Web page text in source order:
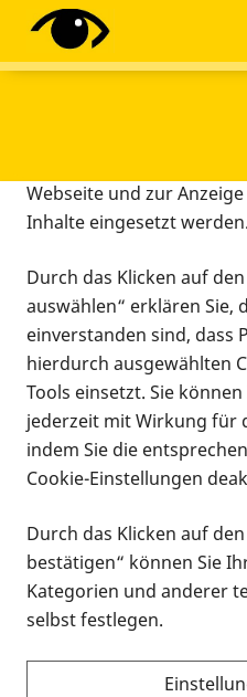
Infomaterial
Infomaterial
Vorlesen
Alle Infomaterialien
Formaten an einem
Sie möchten wissen, wie
suchen und dieses
Diese Webseite setzt
Tracking-Tools ein. Dies
Webseite und zur
Inhalte eingesetzt werden.
Durch das Klicken auf
auswählen“ erklären Sie,
einverstanden sind, dass
hierdurch ausgewählten
Tools einsetzt. Sie
jederzeit mit Wirkung für
indem Sie die
Cookie-Einstellungen
Durch das Klicken auf
bestätigen“ können Sie
Kategorien und anderer
selbst festlegen.